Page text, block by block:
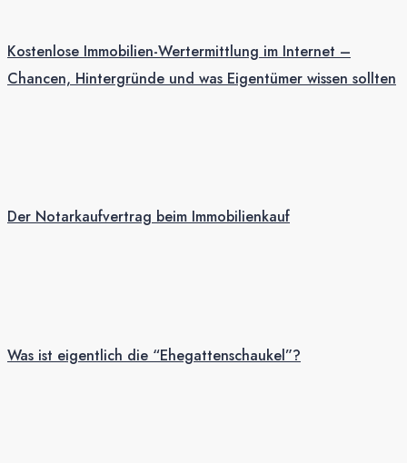
Kostenlose Immobilien-Wertermittlung im Internet –
Chancen, Hintergründe und was Eigentümer wissen sollten
Der Notarkaufvertrag beim Immobilienkauf
Was ist eigentlich die “Ehegattenschaukel”?